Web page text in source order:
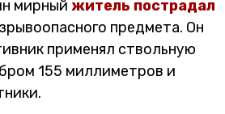
мирный житель пострадал
предмета. Он
применял ствольную
155 миллиметров и